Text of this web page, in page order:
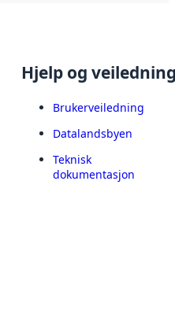
Hjelp og
Brukerveiledning
Datalandsbyen
Teknisk
dokumentasjon